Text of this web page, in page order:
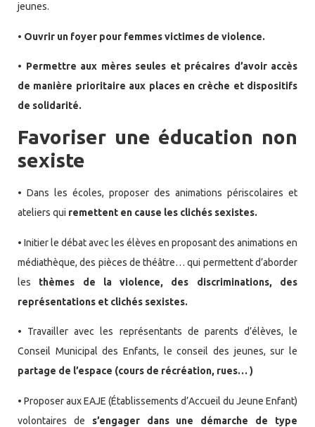
jeunes.
• Ouvrir un foyer pour femmes victimes de violence.
• Permettre aux mères seules et précaires d’avoir accès
de manière prioritaire aux places en crèche et dispositifs
de solidarité.
Favoriser une éducation non
sexiste
• Dans les écoles, proposer des animations périscolaires et
ateliers qui remettent en cause les clichés sexistes.
• Initier le débat avec les élèves en proposant des animations en
médiathèque, des pièces de théâtre… qui permettent d’aborder
les thèmes de la violence, des discriminations, des
représentations et clichés sexistes.
• Travailler avec les représentants de parents d’élèves, le
Conseil Municipal des Enfants, le conseil des jeunes, sur le
partage de l’espace (cours de récréation, rues… )
• Proposer aux EAJE (Établissements d’Accueil du Jeune Enfant)
volontaires de s’engager dans une démarche de type